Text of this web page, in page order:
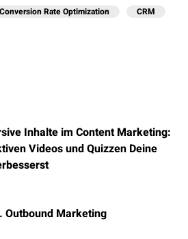
Conversion Rate Optimization CRM
Inhalte im Content Marketing:
Videos und Quizzen Deine
Outbound Marketing